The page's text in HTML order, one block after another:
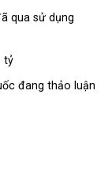
qua sử dụng
tỷ
đang thảo luận